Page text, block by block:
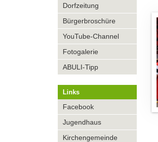
Dorfzeitung
Bürgerbroschüre
YouTube-Channel
Fotogalerie
ABULI-Tipp
Links
Navigation
überspringen
Facebook
Jugendhaus
Kirchengemeinde